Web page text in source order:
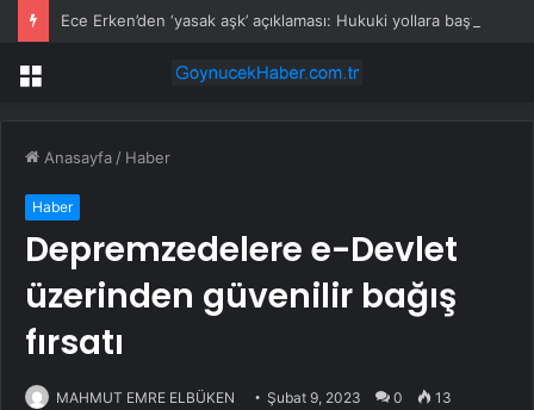
Menü
Anasayfa / Haber
Haber
Depremzedelere e-Devlet
üzerinden güvenilir bağış
fırsatı
MAHMUT EMRE ELBÜKEN Şubat 9, 2023 0 13